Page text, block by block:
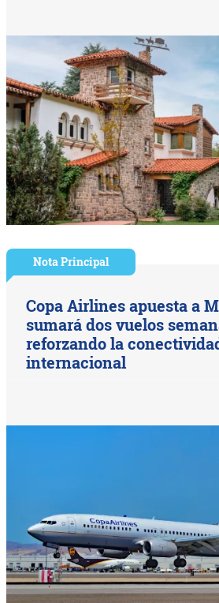
Nota Principal
Copa Airlines apuesta a
sumará dos vuelos
reforzando la
internacional